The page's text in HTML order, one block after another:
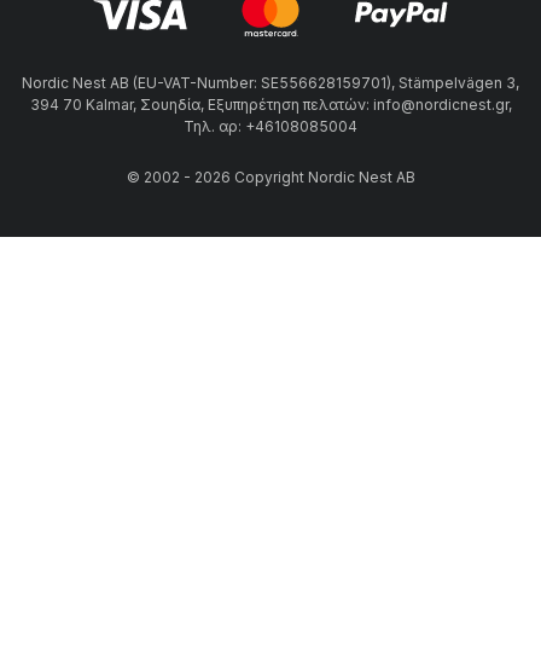
Nordic Nest AB (EU-VAT-Number: SE556628159701), Stämpelvägen 3,
394 70 Kalmar, Σουηδία, Εξυπηρέτηση πελατών: info@nordicnest.gr,
Τηλ. αρ: +46108085004
© 2002 - 2026 Copyright Nordic Nest AB